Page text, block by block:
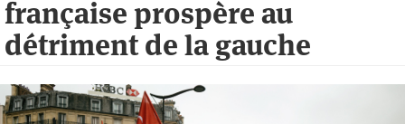
française prospère au
détriment de la gauche